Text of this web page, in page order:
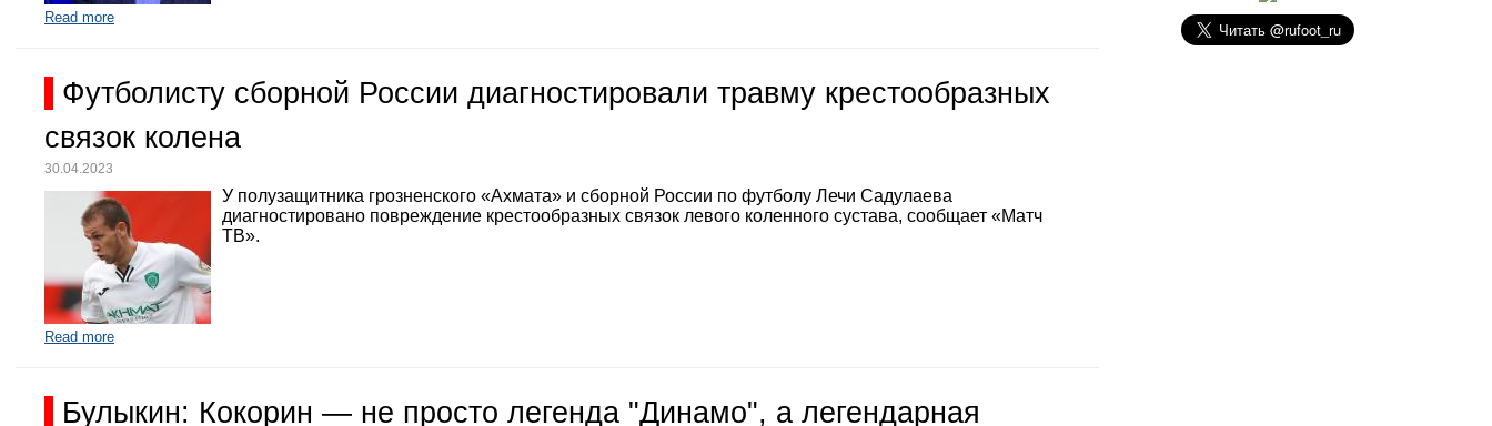
Read more
Футболисту сборной России диагностировали травму крестообразных
связок колена
30.04.2023
У полузащитника грозненского «Ахмата» и сборной России по футболу Лечи Садулаева
диагностировано повреждение крестообразных связок левого коленного сустава, сообщает «Матч
ТВ».
Read more
Булыкин: Кокорин — не просто легенда "Динамо", а легендарная